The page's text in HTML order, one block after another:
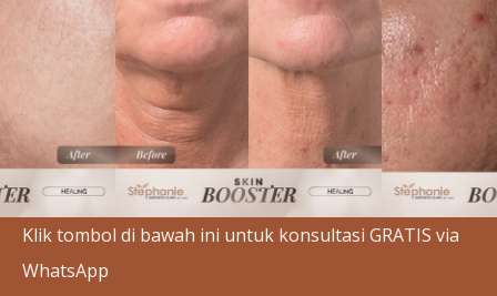
Slide 2 of 3.
Klik tombol di bawah ini untuk konsultasi GRATIS via
WhatsApp